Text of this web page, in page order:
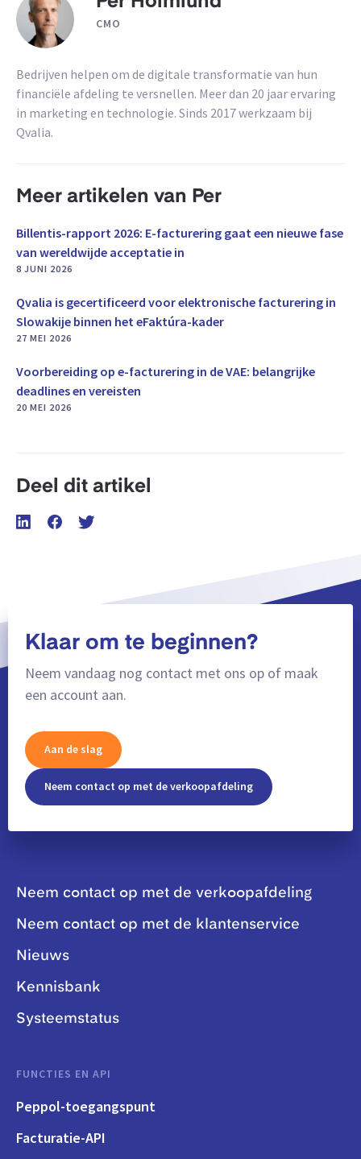
CMO
Bedrijven helpen om de digitale transformatie van hun
financiële afdeling te versnellen. Meer dan 20 jaar ervaring
in marketing en technologie. Sinds 2017 werkzaam bij
Qvalia.
Meer artikelen van Per
Billentis-rapport 2026: E-facturering gaat een nieuwe fase
van wereldwijde acceptatie in
8 JUNI 2026
Qvalia is gecertificeerd voor elektronische facturering in
Slowakije binnen het eFaktúra-kader
27 MEI 2026
Voorbereiding op e-facturering in de VAE: belangrijke
deadlines en vereisten
20 MEI 2026
Deel dit artikel
Klaar om te beginnen?
Neem vandaag nog contact met ons op of maak
een account aan.
Aan de slag
Neem contact op met de verkoopafdeling
Neem contact op met de verkoopafdeling
Neem contact op met de klantenservice
Nieuws
Kennisbank
Systeemstatus
FUNCTIES EN API
Peppol-toegangspunt
Facturatie-API